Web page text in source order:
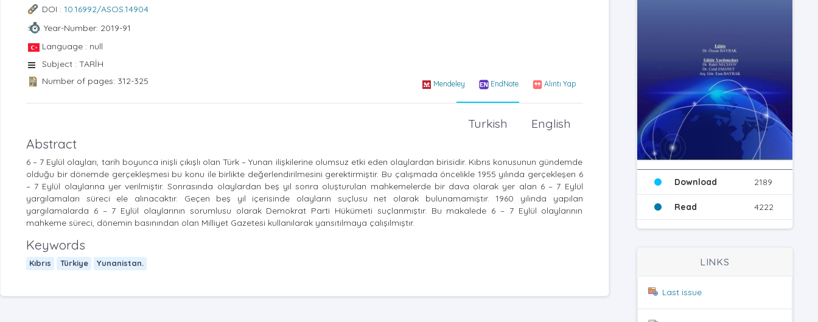
DOI : 10.16992/ASOS.14904
Year-Number: 2019-91
Language : null
Subject : TARİH
Number of pages: 312-325
Mendeley EndNote Alıntı Yap
English
Turkish
Abstract
6 – 7 Eylül olayları, tarih boyunca inişli çıkışlı olan Türk – Yunan ilişkilerine olumsuz etki eden olaylardan birisidir. Kıbrıs konusunun gündemde
olduğu bir dönemde gerçekleşmesi bu konu ile birlikte değerlendirilmesini gerektirmiştir. Bu çalışmada öncelikle 1955 yılında gerçekleşen 6
– 7 Eylül olaylarına yer verilmiştir. Sonrasında olaylardan beş yıl sonra oluşturulan mahkemelerde bir dava olarak yer alan 6 – 7 Eylül
yargılamaları süreci ele alınacaktır. Geçen beş yıl içerisinde olayların suçlusu net olarak bulunamamıştır. 1960 yılında yapılan
yargılamalarda 6 – 7 Eylül olaylarının sorumlusu olarak Demokrat Parti Hükümeti suçlanmıştır. Bu makalede 6 – 7 Eylül olaylarının
mahkeme süreci, dönemin basınından olan Milliyet Gazetesi kullanılarak yansıtılmaya çalışılmıştır.
Keywords
Kıbrıs Türkiye Yunanistan.
Download 2189
Read 4222
LINKS
Last issue